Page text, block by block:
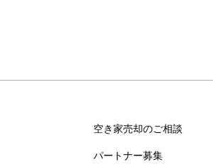
空き家売却のご相談
パートナー募集